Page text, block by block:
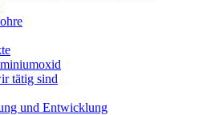
tätig sind
und Entwicklung